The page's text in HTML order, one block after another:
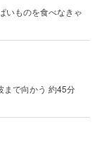
いものを食べなきゃ
まで向かう 約45分